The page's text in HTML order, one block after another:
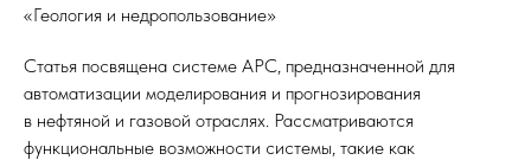
«Геология и недропользование»
Статья посвящена системе АРС, предназначенной для
автоматизации моделирования и прогнозирования
в нефтяной и газовой отраслях. Рассматриваются
функциональные возможности системы, такие как